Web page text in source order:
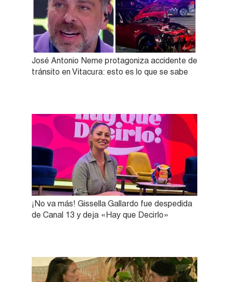
José Antonio Neme protagoniza accidente de
tránsito en Vitacura: esto es lo que se sabe
¡No va más! Gissella Gallardo fue despedida
de Canal 13 y deja «Hay que Decirlo»